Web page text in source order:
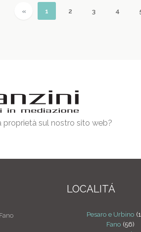
« Previous
1 (current)
2 3 4
proprietà sul nostro sito web?
LOCALITÁ
Pesaro e Urbino
Fano (56)